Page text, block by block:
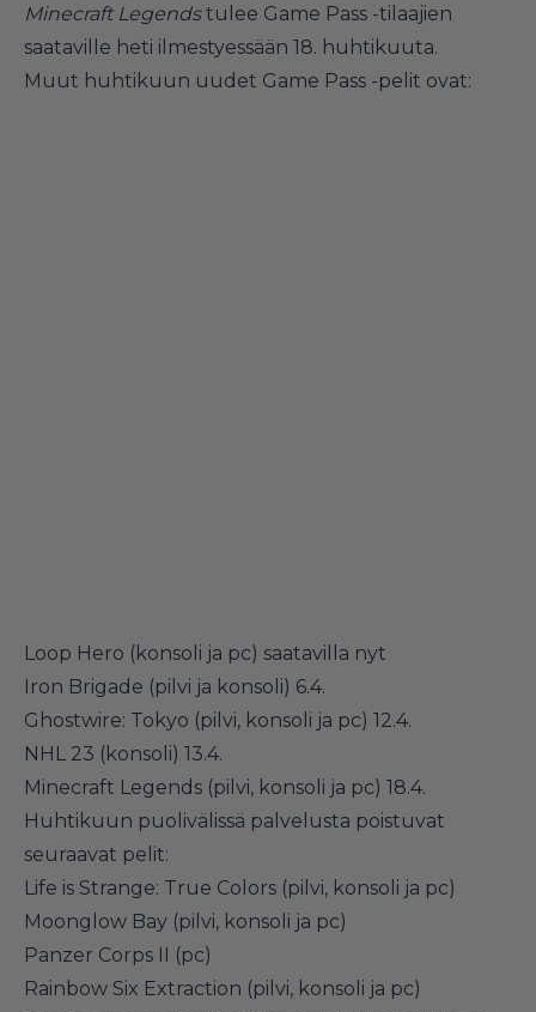
Minecraft Legendstulee Game Pass -tilaajien
saataville heti ilmestyessään 18. huhtikuuta.
Muut huhtikuun uudet Game Pass -pelit ovat:
Loop Hero (konsoli ja pc) saatavilla nyt
Iron Brigade (pilvi ja konsoli) 6.4.
Ghostwire: Tokyo (pilvi, konsoli ja pc) 12.4.
NHL 23 (konsoli) 13.4.
Minecraft Legends (pilvi, konsoli ja pc) 18.4.
Huhtikuun puolivälissä palvelusta poistuvat
seuraavat pelit:
Life is Strange: True Colors (pilvi, konsoli ja pc)
Moonglow Bay (pilvi, konsoli ja pc)
Panzer Corps II (pc)
Rainbow Six Extraction (pilvi, konsoli ja pc)